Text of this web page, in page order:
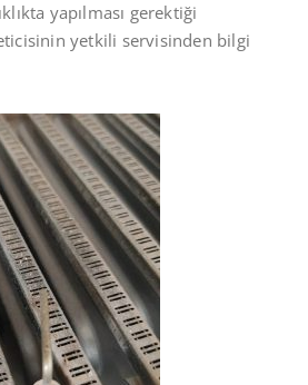
yapılması gerektiği
yetkili servisinden bilgi